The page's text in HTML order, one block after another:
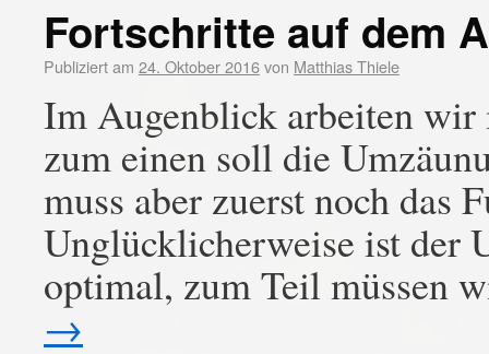
Fortschritte auf dem
Publiziert am 24. Oktober 2016von Matthias Thiele
Im Augenblick arbeiten wir
zum einen soll die
muss aber zuerst noch das
Unglücklicherweise ist der
optimal, zum Teil müssen
→